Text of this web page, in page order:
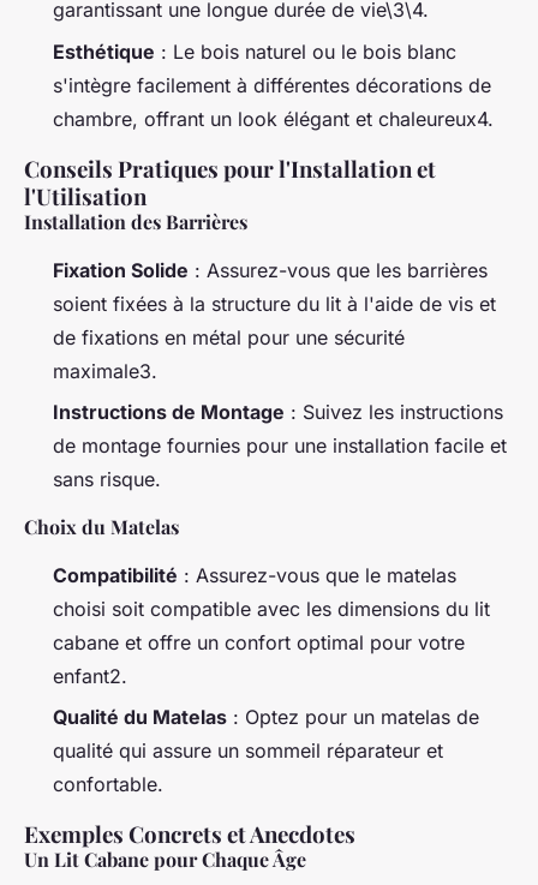
garantissant une longue durée de vie\3\4.
Esthétique : Le bois naturel ou le bois blanc
s'intègre facilement à différentes décorations de
chambre, offrant un look élégant et chaleureux4.
Conseils Pratiques pour l'Installation et
l'Utilisation
Installation des Barrières
Fixation Solide : Assurez-vous que les barrières
soient fixées à la structure du lit à l'aide de vis et
de fixations en métal pour une sécurité
maximale3.
Instructions de Montage : Suivez les instructions
de montage fournies pour une installation facile et
sans risque.
Choix du Matelas
Compatibilité : Assurez-vous que le matelas
choisi soit compatible avec les dimensions du lit
cabane et offre un confort optimal pour votre
enfant2.
Qualité du Matelas : Optez pour un matelas de
qualité qui assure un sommeil réparateur et
confortable.
Exemples Concrets et Anecdotes
Un Lit Cabane pour Chaque Âge